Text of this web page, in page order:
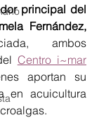
principal del
Fernández,
ambos
Centro i~mar
aportan su
en acuicultura